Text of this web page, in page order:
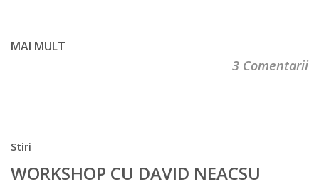
MAI MULT
3 Comentarii
Stiri
WORKSHOP CU DAVID NEACSU